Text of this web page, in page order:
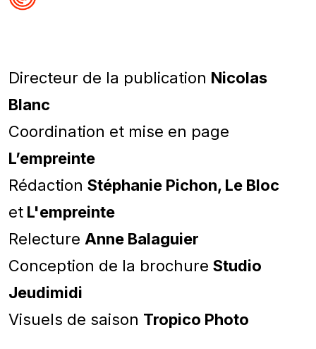
Directeur de la publication Nicolas
Blanc
Coordination et mise en page
L’empreinte
Rédaction Stéphanie Pichon, Le Bloc
et L'empreinte
Relecture Anne Balaguier
Conception de la brochure Studio
Jeudimidi
Visuels de saison Tropico Photo